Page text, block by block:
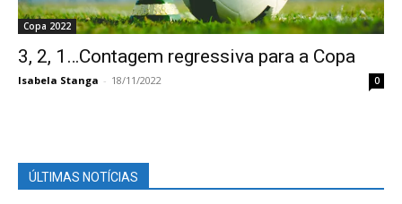
Copa 2022
3, 2, 1…Contagem regressiva para a Copa
Isabela Stanga - 18/11/2022 0
ÚLTIMAS NOTÍCIAS